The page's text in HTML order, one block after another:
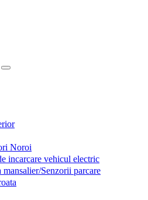
Noroi
incarcare vehicul electric
mansalier/Senzorii parcare